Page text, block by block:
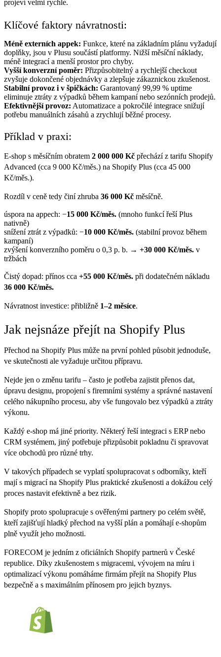
projeví velmi rychle.
Klíčové faktory návratnosti:
Méně externích appek: Funkce, které na základním plánu vyžadují
doplňky, jsou v Plusu součástí platformy. Nižší měsíční náklady,
méně integrací a menší prostor pro chyby.
Vyšší konverzní poměr: Přizpůsobitelný a rychlejší checkout
zvyšuje dokončené objednávky a zlepšuje zákaznickou zkušenost.
Stabilní provoz i v špičkách: Garantovaný 99,99 % uptime
eliminuje ztráty z výpadků během kampaní nebo sezónních prodejů.
Efektivnější provoz: Automatizace a pokročilé integrace snižují
potřebu manuálních zásahů a zrychlují běžné procesy.
Příklad v praxi:
E-shop s měsíčním obratem 2 000 000 Kč přechází z tarifu Shopify
Advanced (cca 9 000 Kč/měs.) na Shopify Plus (cca 45 000
Kč/měs.).
Rozdíl v ceně tedy činí zhruba 36 000 Kč měsíčně.
úspora na appech: −15 000 Kč/měs. (mnoho funkcí řeší Plus
nativně)
snížení ztrát z výpadků: −10 000 Kč/měs. (stabilní provoz během
kampaní)
zvýšení konverzního poměru o 0,3 p. b. → +30 000 Kč/měs. v
tržbách
Čistý dopad: přínos cca +55 000 Kč/měs. při dodatečném nákladu
36 000 Kč/měs.
Návratnost investice: přibližně 1–2 měsíce.
Jak nejsnáze přejít na Shopify Plus
Přechod na Shopify Plus může na první pohled působit jednoduše,
ve skutečnosti ale vyžaduje určitou přípravu.
Nejde jen o změnu tarifu – často je potřeba zajistit přenos dat,
úpravu designu, propojení s firemními systémy a správné nastavení
celého nákupního procesu, aby vše fungovalo bez výpadků a ztráty
výkonu.
Každý e-shop má jiné priority. Některý řeší integraci s ERP nebo
CRM systémem, jiný potřebuje přizpůsobit pokladnu či spravovat
více obchodů pro různé trhy.
V takových případech se vyplatí spolupracovat s odborníky, kteří
mají s migrací na Shopify Plus praktické zkušenosti a dokážou celý
proces nastavit efektivně a bez rizik.
Shopify proto spolupracuje s ověřenými partnery po celém světě,
kteří zajišťují hladký přechod na vyšší plán a pomáhají e-shopům
plně využít jeho možnosti.
FORECOM je jedním z oficiálních Shopify partnerů v České
republice. Díky zkušenostem s migracemi, vývojem na míru i
optimalizací výkonu pomáháme firmám přejít na Shopify Plus
bezpečně a s maximálním přínosem pro jejich byznys.